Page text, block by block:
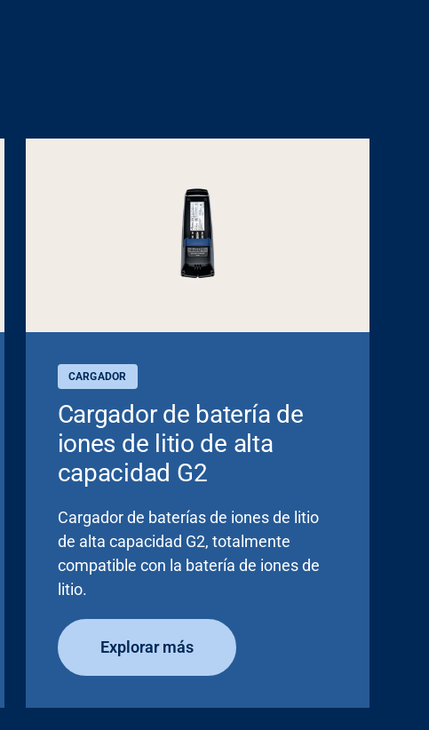
CARGADOR
Cargador de batería de
iones de litio de alta
capacidad G2
Cargador de baterías de iones de litio
de alta capacidad G2, totalmente
compatible con la batería de iones de
litio.
Explorar más